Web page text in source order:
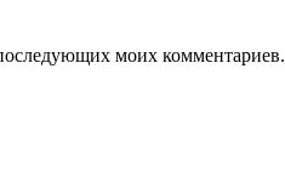
моих комментариев.